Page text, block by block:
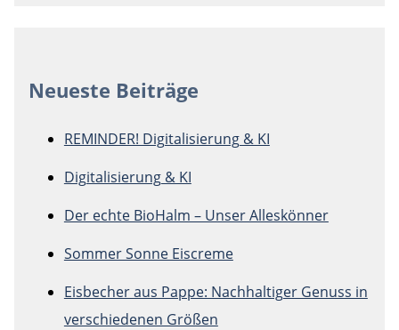
Neueste Beiträge
REMINDER! Digitalisierung & KI
Digitalisierung & KI
Der echte BioHalm – Unser Alleskönner
Sommer Sonne Eiscreme
Eisbecher aus Pappe: Nachhaltiger Genuss in
verschiedenen Größen